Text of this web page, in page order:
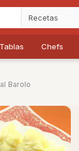
Tablas Chefs
Barolo